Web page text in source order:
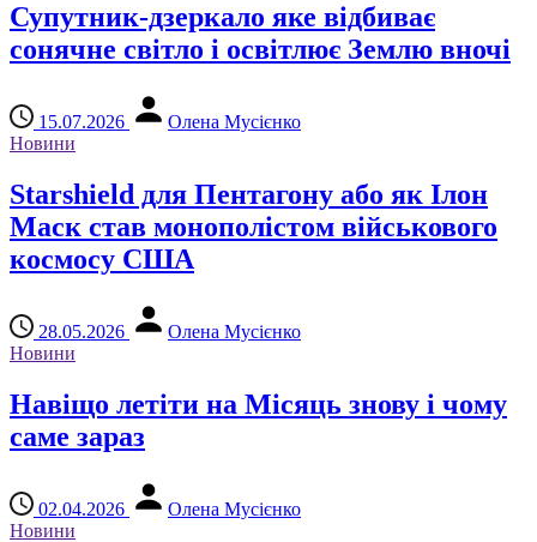
Супутник-дзеркало яке відбиває
сонячне світло і освітлює Землю вночі
15.07.2026
Олена Мусієнко
Новини
Starshield для Пентагону або як Ілон
Маск став монополістом військового
космосу США
28.05.2026
Олена Мусієнко
Новини
Навіщо летіти на Місяць знову і чому
саме зараз
02.04.2026
Олена Мусієнко
Новини